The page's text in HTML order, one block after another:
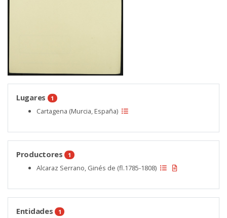
Lugares 1
Cartagena (Murcia, España)
Productores 1
Alcaraz Serrano, Ginés de (fl.1785-1808)
Entidades 1